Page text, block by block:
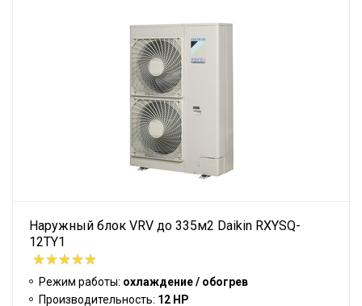
Наружный блок VRV до 335м2 Daikin RXYSQ-
12TY1
Режим работы: охлаждение / обогрев
Производительность: 12 HP